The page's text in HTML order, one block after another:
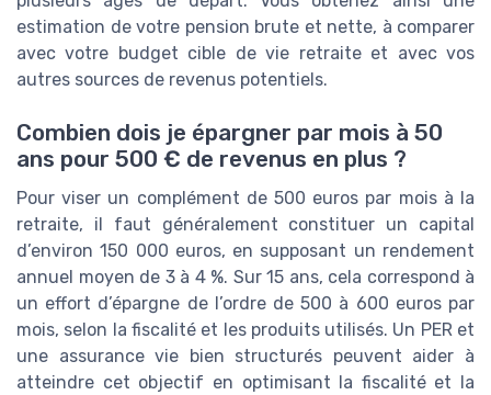
estimation de votre pension brute et nette, à comparer
avec votre budget cible de vie retraite et avec vos
autres sources de revenus potentiels.
Combien dois je épargner par mois à 50
ans pour 500 € de revenus en plus ?
Pour viser un complément de 500 euros par mois à la
retraite, il faut généralement constituer un capital
d’environ 150 000 euros, en supposant un rendement
annuel moyen de 3 à 4 %. Sur 15 ans, cela correspond à
un effort d’épargne de l’ordre de 500 à 600 euros par
mois, selon la fiscalité et les produits utilisés. Un PER et
une assurance vie bien structurés peuvent aider à
atteindre cet objectif en optimisant la fiscalité et la